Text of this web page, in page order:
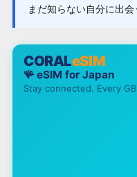
まだ知らない自分に出会
CORALeSIM
🪸 eSIM for Japan
Stay connected. Every